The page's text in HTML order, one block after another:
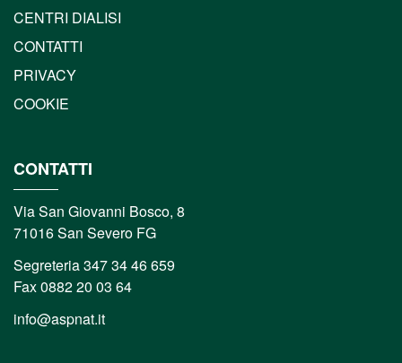
CENTRI DIALISI
CONTATTI
PRIVACY
COOKIE
CONTATTI
Via San Giovanni Bosco, 8
71016 San Severo FG
Segreteria 347 34 46 659
Fax 0882 20 03 64
info@aspnat.it